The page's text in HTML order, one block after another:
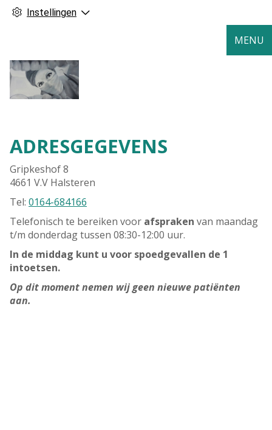
Instellingen
MENU
ADRESGEGEVENS
Gripkeshof 8
4661 V.V Halsteren
Tel: 0164-684166
Telefonisch te bereiken voor afspraken van maandag
t/m donderdag tussen 08:30-12:00 uur.
In de middag kunt u voor spoedgevallen de 1
intoetsen.
Op dit moment nemen wij geen nieuwe patiënten
aan.